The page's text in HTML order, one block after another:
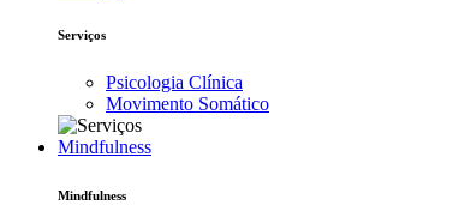
Serviços
Psicologia Clínica
Movimento Somático
Mindfulness
Mindfulness